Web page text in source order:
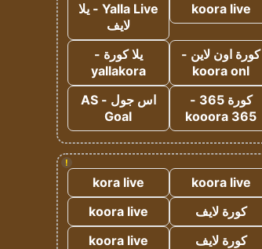
koora live
Yalla Live - يلا
لايف
كورة اون لاين -
koora onl
يلا كورة -
yallakora
كورة 365 -
kooora 365
اس جول - AS
Goal
!
koora live
kora live
كورة لايف
koora live
كورة لايف
koora live